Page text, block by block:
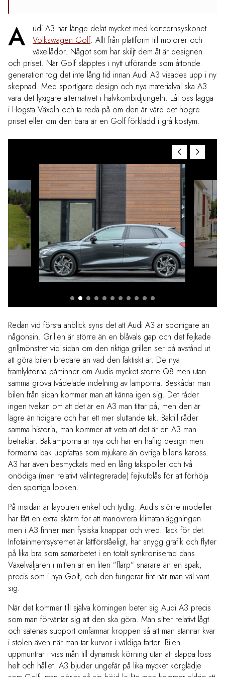
A
udi A3 har länge delat mycket med koncernsyskonet
Volkswagen Golf. Allt från plattform till motorer och
växellådor. Något som har skiljt dem åt är designen
och priset. När Golf släpptes i nytt utförande som åttonde
generation tog det inte lång tid innan Audi A3 visades upp i ny
skepnad. Med sportigare design och nya materialval ska A3
vara det lyxigare alternativet i halvkombidjungeln. Låt oss lägga
i Högsta Växeln och ta reda på om den är värd det högre
priset eller om den bara är en Golf förklädd i grå kostym.
Redan vid första anblick syns det att Audi A3 är sportigare än
någonsin. Grillen är större än en blåvals gap och det fejkade
grillmönstret vid sidan om den riktiga grillen ser på avstånd ut
att göra bilen bredare än vad den faktiskt är. De nya
framlyktorna påminner om Audis mycket större Q8 men utan
samma grova tvådelade indelning av lamporna. Beskådar man
bilen från sidan kommer man att känna igen sig. Det råder
ingen tvekan om att det är en A3 man tittar på, men den är
lägre än tidigare och har ett mer sluttande tak. Baktill råder
samma historia, man kommer att veta att det är en A3 man
betraktar. Baklamporna är nya och har en häftig design men
formerna bak uppfattas som mjukare än övriga bilens kaross.
A3 har även besmyckats med en lång takspoiler och två
onödiga (men relativt välintegrerade) fejkutblås för att förhöja
den sportiga looken.
På insidan är layouten enkel och tydlig. Audis större modeller
har fått en extra skärm för att manövrera klimatanläggningen
men i A3 finner man fysiska knappar och vred. Tack för det.
Infotainmentsystemet är lättförståeligt, har snygg grafik och flyter
på lika bra som samarbetet i en totalt synkroniserad dans.
Växelväljaren i mitten är en liten ”flärp” snarare än en spak,
precis som i nya Golf, och den fungerar fint när man väl vant
sig.
När det kommer till själva körningen beter sig Audi A3 precis
som man förväntar sig att den ska göra. Man sitter relativt lågt
och sätenas support omfamnar kroppen så att man stannar kvar
i stolen även när man tar kurvor i väldiga farter. Bilen
uppmuntrar i viss mån till dynamisk körning utan att släppa loss
helt och hållet. A3 bjuder ungefär på lika mycket körglädje